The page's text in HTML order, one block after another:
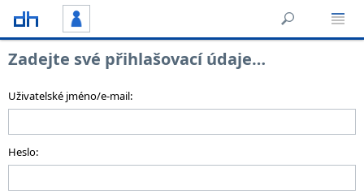
Zadejte své přihlašovací údaje…
Uživatelské jméno/e-mail:
Heslo: